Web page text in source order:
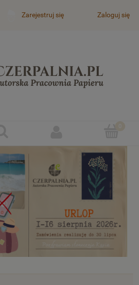
Zarejestruj się Zaloguj się